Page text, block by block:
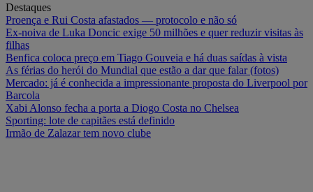
Destaques
Proença e Rui Costa afastados — protocolo e não só
Ex-noiva de Luka Doncic exige 50 milhões e quer reduzir visitas às
filhas
Benfica coloca preço em Tiago Gouveia e há duas saídas à vista
As férias do herói do Mundial que estão a dar que falar (fotos)
Mercado: já é conhecida a impressionante proposta do Liverpool por
Barcola
Xabi Alonso fecha a porta a Diogo Costa no Chelsea
Sporting: lote de capitães está definido
Irmão de Zalazar tem novo clube